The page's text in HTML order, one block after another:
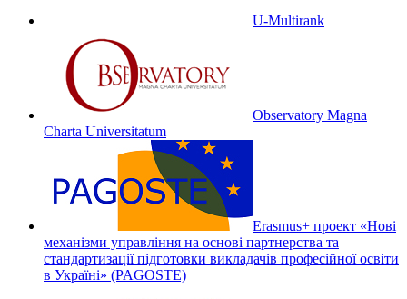
U-Multirank
Observatory Magna
Charta Universitatum
Erasmus+ проект «Нові
механізми управління на основі партнерства та
стандартизації підготовки викладачів професійної освіти
в Україні» (PAGOSTE)